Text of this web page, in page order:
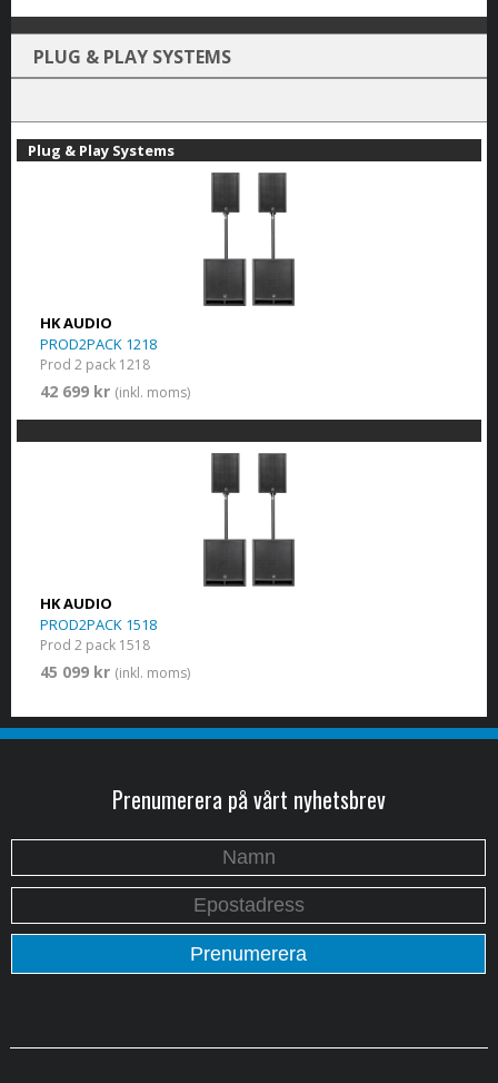
PLUG & PLAY SYSTEMS
Plug & Play Systems
HK AUDIO
PROD2PACK 1218
Prod 2 pack 1218
42 699 kr (inkl. moms)
HK AUDIO
PROD2PACK 1518
Prod 2 pack 1518
45 099 kr (inkl. moms)
Prenumerera på vårt nyhetsbrev